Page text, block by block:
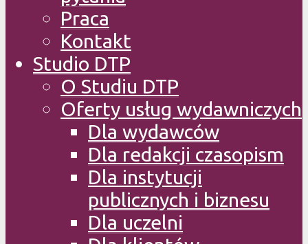
Praca
Kontakt
Studio DTP
O Studiu DTP
Oferty usług wydawniczych
Dla wydawców
Dla redakcji czasopism
Dla instytucji
publicznych i biznesu
Dla uczelni